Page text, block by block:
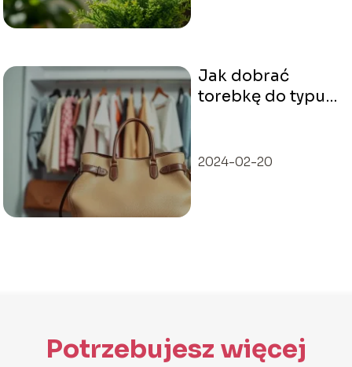
Jak dobrać
torebkę do typu
porady
2024-02-20
Potrzebujesz więcej